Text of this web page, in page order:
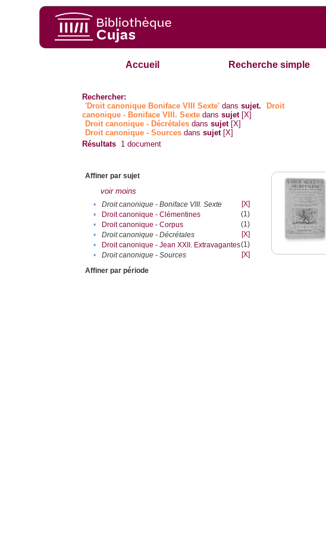
Accueil Recherche simple
Rechercher:
'Droit canonique Boniface VIII Sexte' danssujet.
Droit
canonique - Boniface VIII. Sexte danssujet [X]
Droit canonique - Décrétales danssujet [X]
Droit canonique - Sources danssujet [X]
Résultats 1 document
Affiner par sujet
voir moins
• Droit canonique - Boniface VIII. Sexte
[X]
•
Droit canonique - Clémentines
(1)
•
Droit canonique - Corpus
(1)
•
Droit canonique - Décrétales
[X]
•
Droit canonique - Jean XXII. Extravagantes(1)
•
Droit canonique - Sources
[X]
Affiner par période